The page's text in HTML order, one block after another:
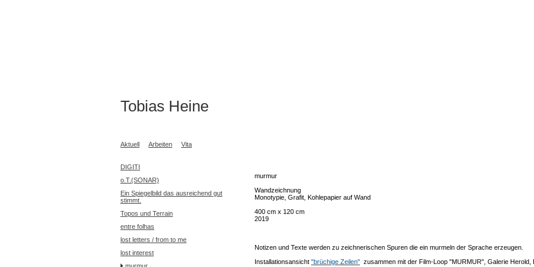
Tobias Heine
Aktuell Arbeiten Vita
murmur
Wandzeichnung
Monotypie, Grafit, Kohlepapier auf Wand
400 cm x 120 cm
2019
Notizen und Texte werden zu zeichnerischen Spuren die ein murmeln der Sprache erzeugen.
Installationsansicht "brüchige Zeilen" zusammen mit der Film-Loop "MURMUR", Galerie Herold,
DIGITI
o.T.(SONAR)
Ein Spiegelbild das ausreichend gut
stimmt.
Topos und Terrain
entre folhas
lost letters / from to me
lost interest
murmur